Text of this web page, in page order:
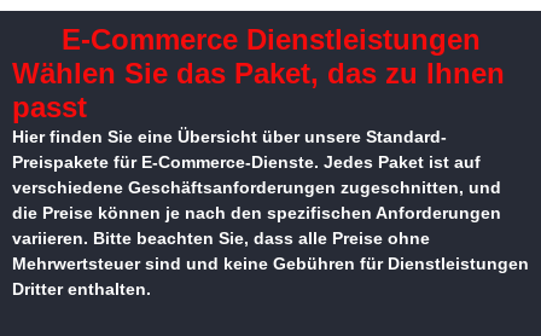
E-Commerce Dienstleistungen
Wählen Sie das Paket, das zu Ihnen
passt
Hier finden Sie eine Übersicht über unsere Standard-
Preispakete für E-Commerce-Dienste. Jedes Paket ist auf
verschiedene Geschäftsanforderungen zugeschnitten, und
die Preise können je nach den spezifischen Anforderungen
variieren. Bitte beachten Sie, dass alle Preise ohne
Mehrwertsteuer sind und keine Gebühren für Dienstleistungen
Dritter enthalten.